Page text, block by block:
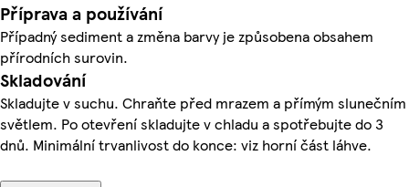
Příprava a používání
Případný sediment a změna barvy je způsobena obsahem
přírodních surovin.
Skladování
Skladujte v suchu. Chraňte před mrazem a přímým slunečním
světlem. Po otevření skladujte v chladu a spotřebujte do 3
dnů. Minimální trvanlivost do konce: viz horní část láhve.